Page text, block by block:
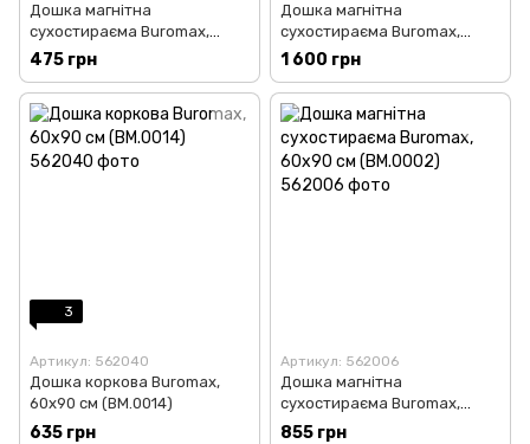
Дошка магнітна
сухостираєма Buromax,
45х60 см (BM.0001)
475 грн
Дошка магнітна
сухостираєма Buromax,
90х120 см (BM.0003)
1 600 грн
3
Артикул: 562040
Дошка коркова Buromax,
60х90 см (BM.0014)
635 грн
Артикул: 562006
Дошка магнітна
сухостираєма Buromax,
60х90 см (BM.0002)
855 грн